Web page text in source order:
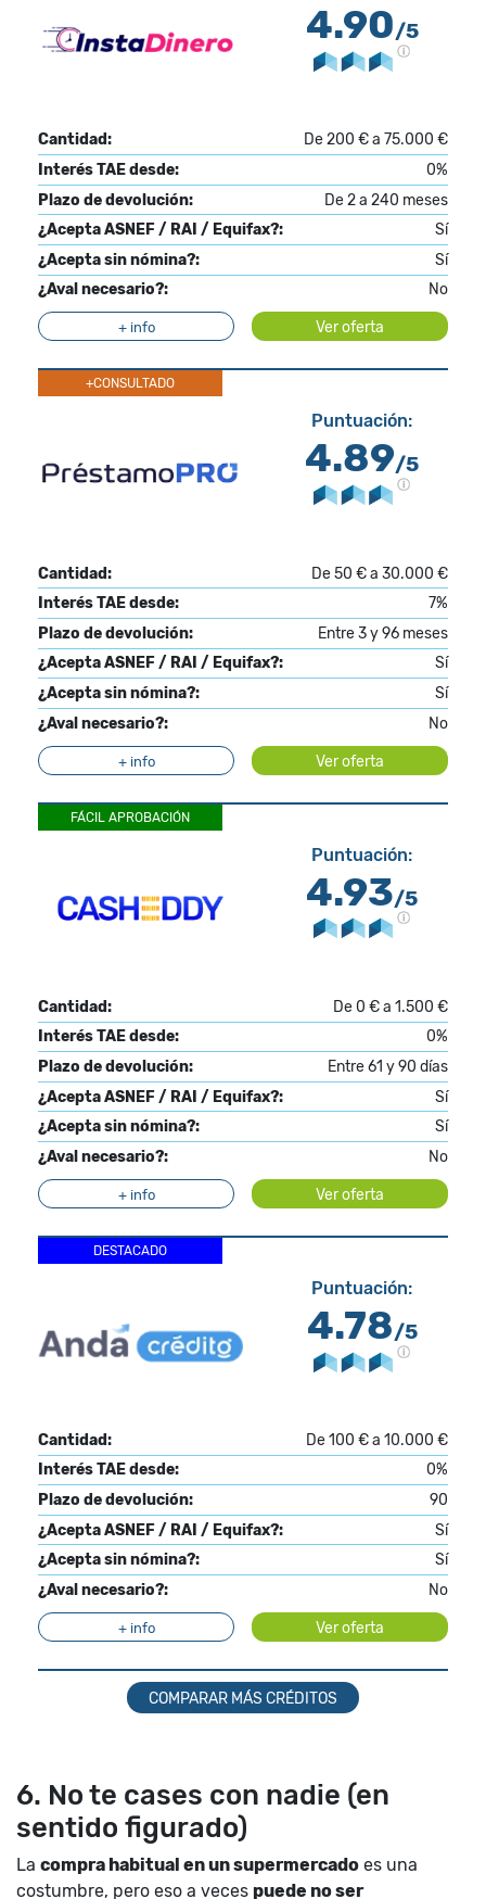
4.90/5
Cantidad:
De 200 € a 75.000 €
Interés TAE desde:
0%
Plazo de devolución:
De 2 a 240 meses
¿Acepta ASNEF / RAI / Equifax?:
Sí
¿Acepta sin nómina?:
Sí
¿Aval necesario?:
No
+ info Ver oferta
+CONSULTADO
Puntuación:
4.89/5
Cantidad:
De 50 € a 30.000 €
Interés TAE desde:
7%
Plazo de devolución:
Entre 3 y 96 meses
¿Acepta ASNEF / RAI / Equifax?:
Sí
¿Acepta sin nómina?:
Sí
¿Aval necesario?:
No
+ info Ver oferta
FÁCIL APROBACIÓN
Puntuación:
4.93/5
Cantidad:
De 0 € a 1.500 €
Interés TAE desde:
0%
Plazo de devolución:
Entre 61 y 90 días
¿Acepta ASNEF / RAI / Equifax?:
Sí
¿Acepta sin nómina?:
Sí
¿Aval necesario?:
No
+ info Ver oferta
DESTACADO
Puntuación:
4.78/5
Cantidad:
De 100 € a 10.000 €
Interés TAE desde:
0%
Plazo de devolución:
90
¿Acepta ASNEF / RAI / Equifax?:
Sí
¿Acepta sin nómina?:
Sí
¿Aval necesario?:
No
+ info Ver oferta
COMPARAR MÁS CRÉDITOS
6. No te cases con nadie (en
sentido figurado)
La compra habitual en un supermercado es una
costumbre, pero eso a veces puede no ser